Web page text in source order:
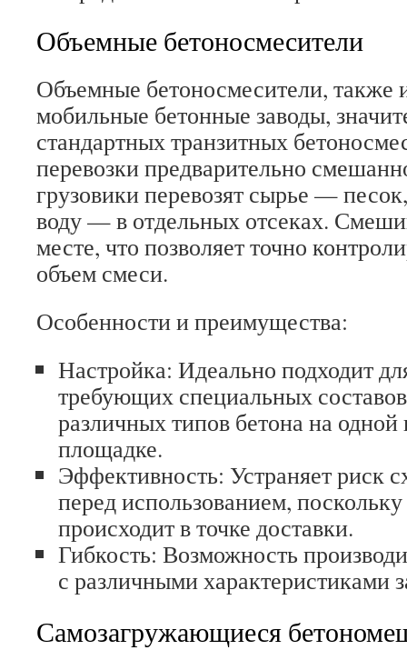
Объемные бетоносмесители
Объемные бетоносмесители, также
мобильные бетонные заводы,
стандартных транзитных
перевозки предварительно
грузовики перевозят сырье —
воду — в отдельных отсеках.
месте, что позволяет точно
объем смеси.
Особенности и преимущества:
Настройка: Идеально подходит
требующих специальных
различных типов бетона на
площадке.
Эффективность: Устраняет риск
перед использованием,
происходит в точке доставки.
Гибкость: Возможность
с различными характеристиками
Самозагружающиеся